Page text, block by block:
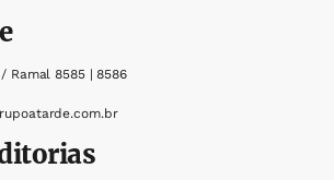
Ramal 8585 | 8586